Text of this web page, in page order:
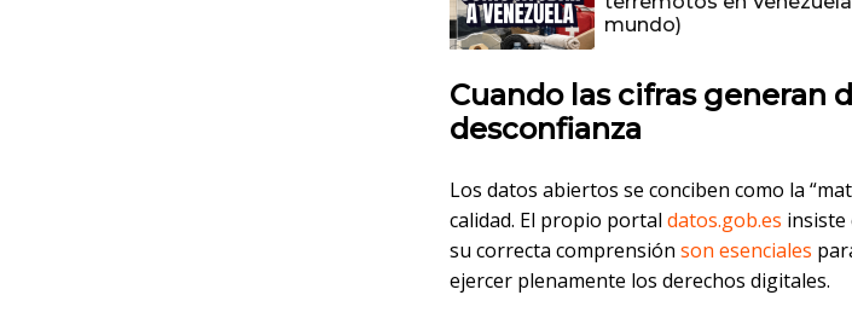
mundo)
Cuando las cifras generan
desconfianza
Los datos abiertos se conciben como la
calidad. El propio portal datos.gob.es insiste
su correcta comprensión son esenciales
ejercer plenamente los derechos digitales.